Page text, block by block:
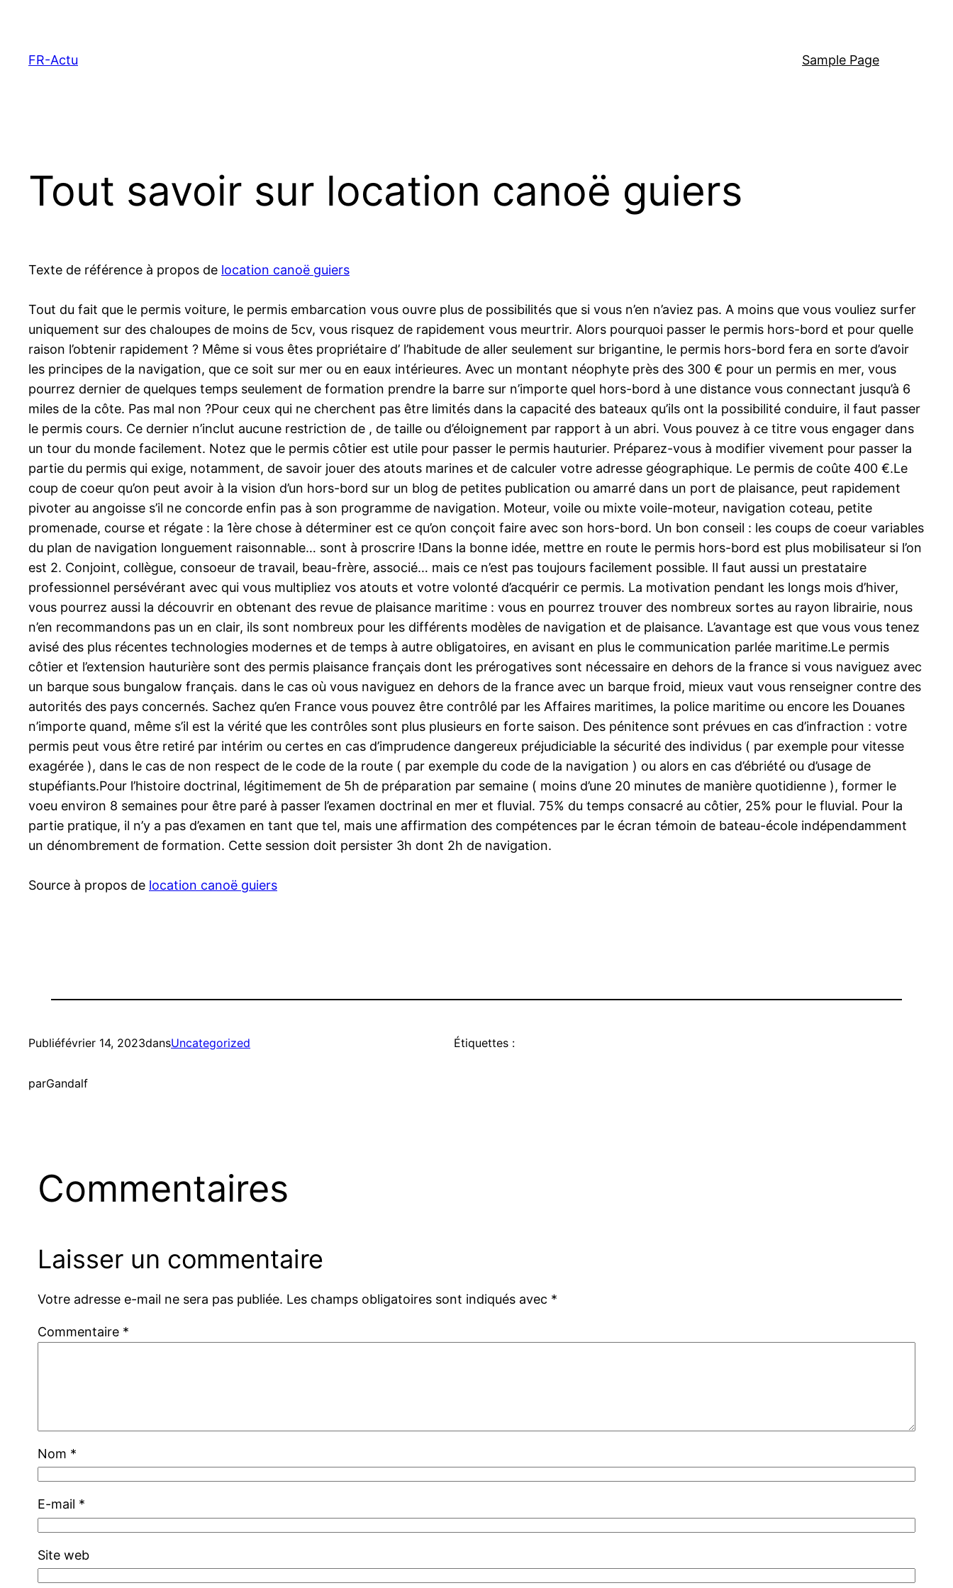
contenu
FR-Actu Sample Page
Tout savoir sur location canoë guiers
Texte de référence à propos de location canoë guiers
Tout du fait que le permis voiture, le permis embarcation vous ouvre plus de possibilités que si vous n’en n’aviez pas. A moins que vous vouliez surfer
uniquement sur des chaloupes de moins de 5cv, vous risquez de rapidement vous meurtrir. Alors pourquoi passer le permis hors-bord et pour quelle
raison l’obtenir rapidement ? Même si vous êtes propriétaire d’ l’habitude de aller seulement sur brigantine, le permis hors-bord fera en sorte d’avoir
les principes de la navigation, que ce soit sur mer ou en eaux intérieures. Avec un montant néophyte près des 300 € pour un permis en mer, vous
pourrez dernier de quelques temps seulement de formation prendre la barre sur n’importe quel hors-bord à une distance vous connectant jusqu’à 6
miles de la côte. Pas mal non ?Pour ceux qui ne cherchent pas être limités dans la capacité des bateaux qu’ils ont la possibilité conduire, il faut passer
le permis cours. Ce dernier n’inclut aucune restriction de , de taille ou d’éloignement par rapport à un abri. Vous pouvez à ce titre vous engager dans
un tour du monde facilement. Notez que le permis côtier est utile pour passer le permis hauturier. Préparez-vous à modifier vivement pour passer la
partie du permis qui exige, notamment, de savoir jouer des atouts marines et de calculer votre adresse géographique. Le permis de coûte 400 €.Le
coup de coeur qu’on peut avoir à la vision d’un hors-bord sur un blog de petites publication ou amarré dans un port de plaisance, peut rapidement
pivoter au angoisse s’il ne concorde enfin pas à son programme de navigation. Moteur, voile ou mixte voile-moteur, navigation coteau, petite
promenade, course et régate : la 1ère chose à déterminer est ce qu’on conçoit faire avec son hors-bord. Un bon conseil : les coups de coeur variables
du plan de navigation longuement raisonnable… sont à proscrire !Dans la bonne idée, mettre en route le permis hors-bord est plus mobilisateur si l’on
est 2. Conjoint, collègue, consoeur de travail, beau-frère, associé… mais ce n’est pas toujours facilement possible. Il faut aussi un prestataire
professionnel persévérant avec qui vous multipliez vos atouts et votre volonté d’acquérir ce permis. La motivation pendant les longs mois d’hiver,
vous pourrez aussi la découvrir en obtenant des revue de plaisance maritime : vous en pourrez trouver des nombreux sortes au rayon librairie, nous
n’en recommandons pas un en clair, ils sont nombreux pour les différents modèles de navigation et de plaisance. L’avantage est que vous vous tenez
avisé des plus récentes technologies modernes et de temps à autre obligatoires, en avisant en plus le communication parlée maritime.Le permis
côtier et l’extension hauturière sont des permis plaisance français dont les prérogatives sont nécessaire en dehors de la france si vous naviguez avec
un barque sous bungalow français. dans le cas où vous naviguez en dehors de la france avec un barque froid, mieux vaut vous renseigner contre des
autorités des pays concernés. Sachez qu’en France vous pouvez être contrôlé par les Affaires maritimes, la police maritime ou encore les Douanes
n’importe quand, même s’il est la vérité que les contrôles sont plus plusieurs en forte saison. Des pénitence sont prévues en cas d’infraction : votre
permis peut vous être retiré par intérim ou certes en cas d’imprudence dangereux préjudiciable la sécurité des individus ( par exemple pour vitesse
exagérée ), dans le cas de non respect de le code de la route ( par exemple du code de la navigation ) ou alors en cas d’ébriété ou d’usage de
stupéfiants.Pour l’histoire doctrinal, légitimement de 5h de préparation par semaine ( moins d’une 20 minutes de manière quotidienne ), former le
voeu environ 8 semaines pour être paré à passer l’examen doctrinal en mer et fluvial. 75% du temps consacré au côtier, 25% pour le fluvial. Pour la
partie pratique, il n’y a pas d’examen en tant que tel, mais une affirmation des compétences par le écran témoin de bateau-école indépendamment
un dénombrement de formation. Cette session doit persister 3h dont 2h de navigation.
Source à propos de location canoë guiers
Publiéfévrier 14, 2023dansUncategorized
parGandalf
Étiquettes :
Commentaires
Laisser un commentaire
Votre adresse e-mail ne sera pas publiée. Les champs obligatoires sont indiqués avec *
Commentaire *
Nom *
E-mail *
Site web